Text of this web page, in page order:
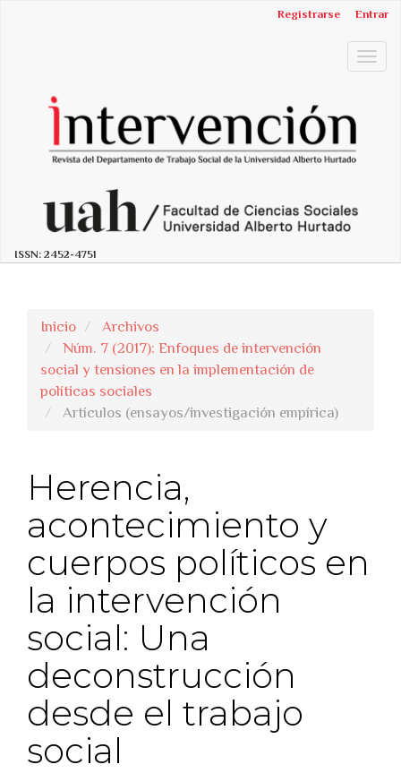
##plugins.themes.bootstrap3.accessible_menu.label##
Registrarse Entrar
ISSN: 2452-4751
Inicio
Archivos
Núm. 7 (2017): Enfoques de intervención
social y tensiones en la implementación de
políticas sociales
Artículos (ensayos/investigación empírica)
Herencia,
acontecimiento y
cuerpos políticos en
la intervención
social: Una
deconstrucción
desde el trabajo
social